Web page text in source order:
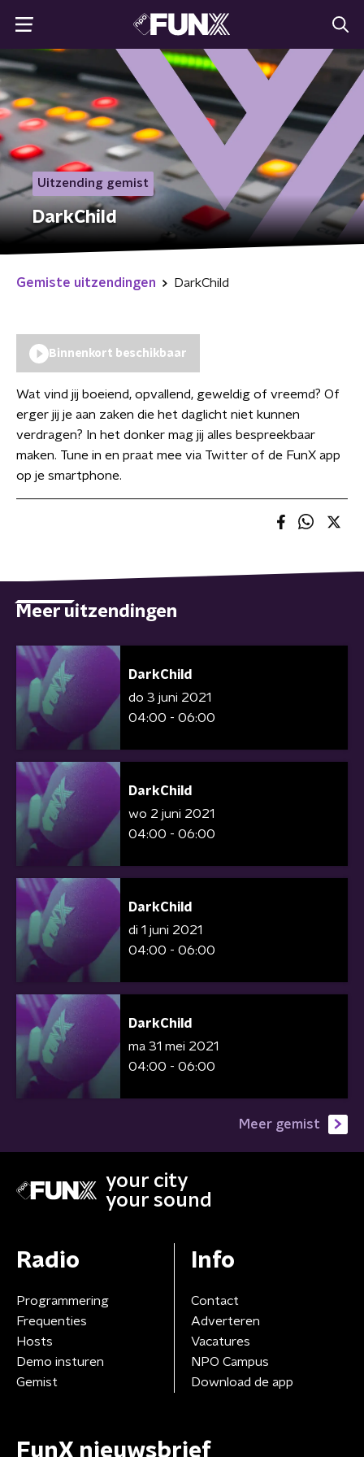
Uitzending gemist
DarkChild
Gemiste uitzendingen DarkChild
Binnenkort beschikbaar
Wat vind jij boeiend, opvallend, geweldig of vreemd? Of
erger jij je aan zaken die het daglicht niet kunnen
verdragen? In het donker mag jij alles bespreekbaar
maken. Tune in en praat mee via Twitter of de FunX app
op je smartphone.
Meer uitzendingen
DarkChild
do 3 juni 2021
04:00 - 06:00
DarkChild
wo 2 juni 2021
04:00 - 06:00
DarkChild
di 1 juni 2021
04:00 - 06:00
DarkChild
ma 31 mei 2021
04:00 - 06:00
Meer gemist
your city
your sound
Radio
Programmering
Frequenties
Hosts
Demo insturen
Gemist
Info
Contact
Adverteren
Vacatures
NPO Campus
Download de app
FunX nieuwsbrief